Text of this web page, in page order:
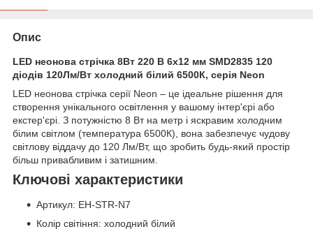
Опис
LED неонова стрічка 8Вт 220 В 6х12 мм SMD2835 120
діодів 120Лм/Вт холодний білий 6500К, серія Neon
LED неонова стрічка серії Neon – це ідеальне рішення для
створення унікального освітлення у вашому інтер'єрі або
екстер'єрі. З потужністю 8 Вт на метр і яскравим холодним
білим світлом (температура 6500К), вона забезпечує чудову
світлову віддачу до 120 Лм/Вт, що зробить будь-який простір
більш привабливим і затишним.
Ключові характеристики
Артикул: EH-STR-N7
Колір світіння: холодний білий